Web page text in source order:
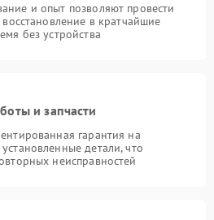
и опыт позволяют провести
восстановление в кратчайшие
без устройства
и запчасти
гарантия на
детали, что
неисправностей